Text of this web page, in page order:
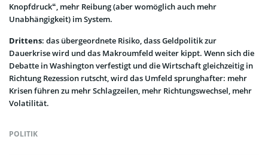
Knopfdruck“, mehr Reibung (aber womöglich auch mehr
Unabhängigkeit) im System.
Drittens: das übergeordnete Risiko, dass Geldpolitik zur
Dauerkrise wird und das Makroumfeld weiter kippt. Wenn sich die
Debatte in Washington verfestigt und die Wirtschaft gleichzeitig in
Richtung Rezession rutscht, wird das Umfeld sprunghafter: mehr
Krisen führen zu mehr Schlagzeilen, mehr Richtungswechsel, mehr
Volatilität.
POLITIK